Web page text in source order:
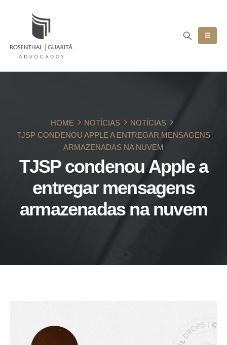
HOME NOTÍCIAS
NOTÍCIAS
TJSP CONDENOU APPLE A ENTREGAR MENSAGENS
ARMAZENADAS NA NUVEM
TJSP condenou Apple a
entregar mensagens
armazenadas na nuvem